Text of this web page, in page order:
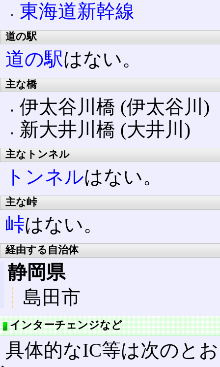
東海道新幹線
道の駅
道の駅はない。
主な橋
伊太谷川橋 (伊太谷川)
新大井川橋 (大井川)
主なトンネル
トンネルはない。
主な峠
峠はない。
経由する自治体
静岡県
島田市
インターチェンジなど
具体的なIC等は次のと